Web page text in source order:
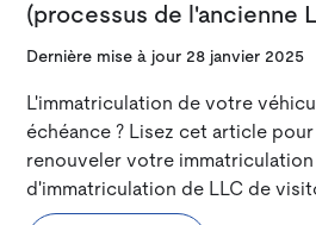
(processus de l'ancienne
Dernière mise à jour 28 janvier 2025
L'immatriculation de votre
échéance ? Lisez cet article
renouveler votre
d'immatriculation de LLC de